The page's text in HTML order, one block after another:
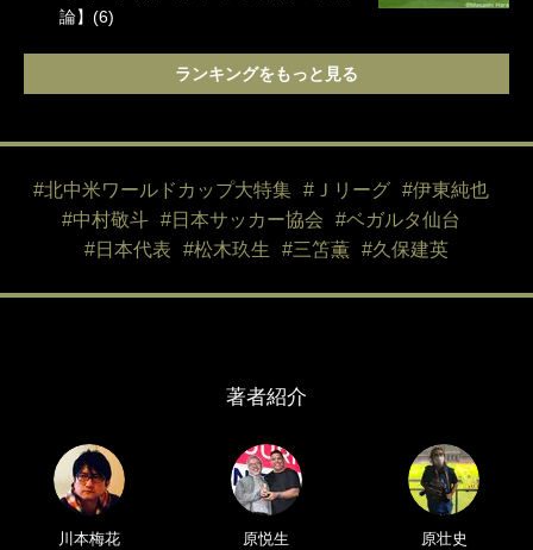
論】(6)
ランキングをもっと見る
#北中米ワールドカップ大特集 #Ｊリーグ
#伊東純也
#中村敬斗
#日本サッカー協会
#ベガルタ仙台
#日本代表
#松木玖生 #三笘薫 #久保建英
著者紹介
川本梅花 原悦生 原壮史